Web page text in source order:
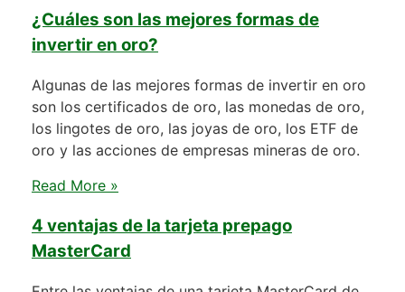
¿Cuáles son las mejores formas de
invertir en oro?
Algunas de las mejores formas de invertir en oro
son los certificados de oro, las monedas de oro,
los lingotes de oro, las joyas de oro, los ETF de
oro y las acciones de empresas mineras de oro.
Read More »
4 ventajas de la tarjeta prepago
MasterCard